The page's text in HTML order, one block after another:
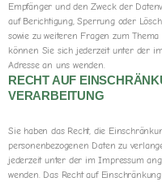
Empfänger und den Zweck der
auf Berichtigung, Sperrung oder
sowie zu weiteren Fragen zum
können Sie sich jederzeit unter der
Adresse an uns wenden.
RECHT AUF
VERARBEITUNG
Sie haben das Recht, die
personenbezogenen Daten zu
jederzeit unter der im Impressum
wenden. Das Recht auf